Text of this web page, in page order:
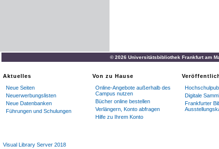
© 2026 Universitätsbibliothek Frankfurt am
Aktuelles
Neue Seiten
Neuerwerbungslisten
Neue Datenbanken
Führungen und Schulungen
Von zu Hause
Online-Angebote außerhalb des
Campus nutzen
Bücher online bestellen
Verlängern, Konto abfragen
Hilfe zu Ihrem Konto
Digitale
Frankfurter
Visual Library Server 2018